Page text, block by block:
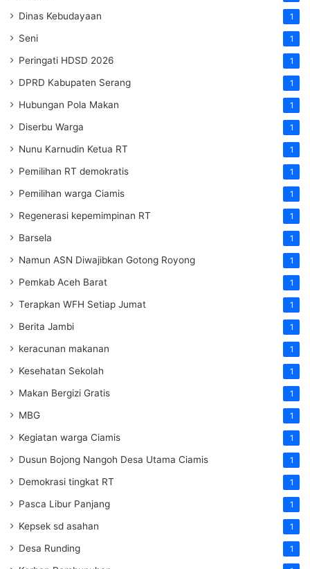
Dinas Kebudayaan 1
Seni 1
Peringati HDSD 2026 1
DPRD Kabupaten Serang 1
Hubungan Pola Makan 1
Diserbu Warga 1
Nunu Karnudin Ketua RT 1
Pemilihan RT demokratis 1
Pemilihan warga Ciamis 1
Regenerasi kepemimpinan RT 1
Barsela 1
Namun ASN Diwajibkan Gotong Royong 1
Pemkab Aceh Barat 1
Terapkan WFH Setiap Jumat 1
Berita Jambi 1
keracunan makanan 1
Kesehatan Sekolah 1
Makan Bergizi Gratis 1
MBG 1
Kegiatan warga Ciamis 1
Dusun Bojong Nangoh Desa Utama Ciamis 1
Demokrasi tingkat RT 1
Pasca Libur Panjang 1
Kepsek sd asahan 1
Desa Runding 1